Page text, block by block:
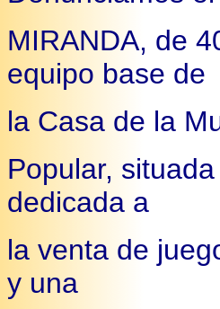
MIRANDA, de
equipo base de
la Casa de la
Popular,
dedicada a
la venta de
y una